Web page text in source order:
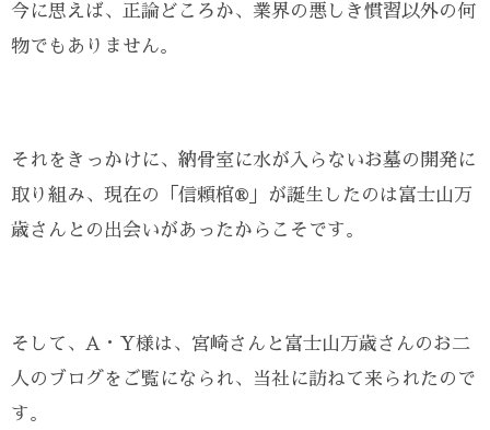
今に思えば、正論どころか、業界の悪しき慣習以外の何
物でもありません。
それをきっかけに、納骨室に水が入らないお墓の開発に
取り組み、現在の「信頼棺®」が誕生したのは富士山万
歳さんとの出会いがあったからこそです。
そして、A・Y様は、宮崎さんと富士山万歳さんのお二
人のブログをご覧になられ、当社に訪ねて来られたので
す。